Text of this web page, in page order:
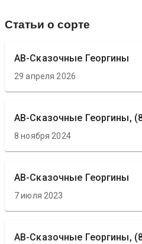
Статьи о сорте
АВ-Сказочные Георгины
29 апреля 2026
АВ-Сказочные Георгины,
8 ноября 2024
АВ-Сказочные Георгины
7 июля 2023
АВ-Сказочные Георгины,